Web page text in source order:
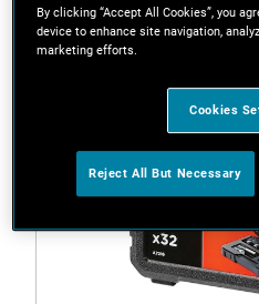
By clicking “Accept All Cookies”, you
device to enhance site navigation,
marketing efforts.
Cookies
Reject All But Necessary